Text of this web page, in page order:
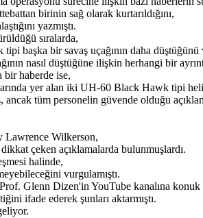
birinin sağ olarak kurtarıldığını,
yazmıştı.
sıralarda,
başka bir savaş uçağının daha düştüğünü
nasıl düştüğüne ilişkin herhangi bir
haberde ise,
yer alan iki UH-60 Black Hawk tipi
tüm personelin güvende olduğu
Lawrence Wilkerson,
çeken açıklamalarda bulunmuşlardı.
halinde,
vurgulamıştı.
Glenn Dizen'in YouTube kanalına
ifade ederek şunları aktarmıştı.